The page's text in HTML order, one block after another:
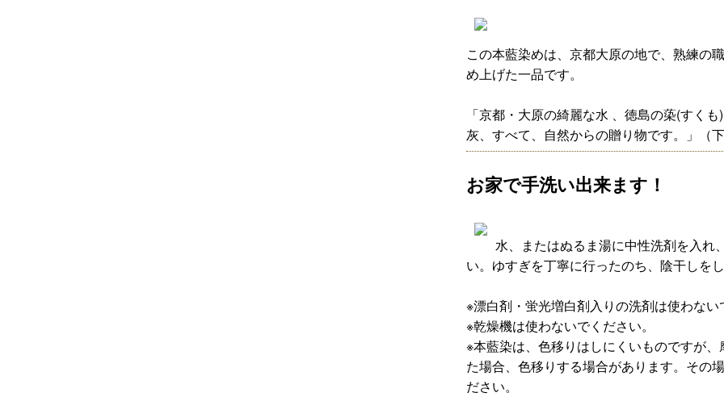
この本藍染めは、京都大原の地で、熟練の
め上げた一品です。
「京都・大原の綺麗な水 、徳島の蒅(すく
灰、すべて、自然からの贈り物です。」（下
お家で手洗い出来ます！
水、またはぬるま湯に中性洗剤を入れ
い。ゆすぎを丁寧に行ったのち、陰干しをし
※漂白剤・蛍光増白剤入りの洗剤は使わない
※乾燥機は使わないでください。
※本藍染は、色移りはしにくいものですが
た場合、色移りする場合があります。その
ださい。